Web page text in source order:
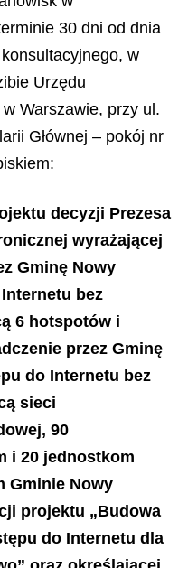
30 dni od dnia
w
Urzędu
Warszawie, przy ul.
Głównej – pokój nr
decyzji Prezesa
wyrażającej
Gminę Nowy
bez
6 hotspotów i
przez Gminę
do Internetu bez
sieci
90
i 20 jednostkom
Gminie Nowy
projektu „Budowa
do Internetu dla